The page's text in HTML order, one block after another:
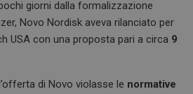
giorni dalla formalizzazione
Novo Nordisk aveva rilanciato per
USA con una proposta pari a circa 9
di Novo violasse le normative